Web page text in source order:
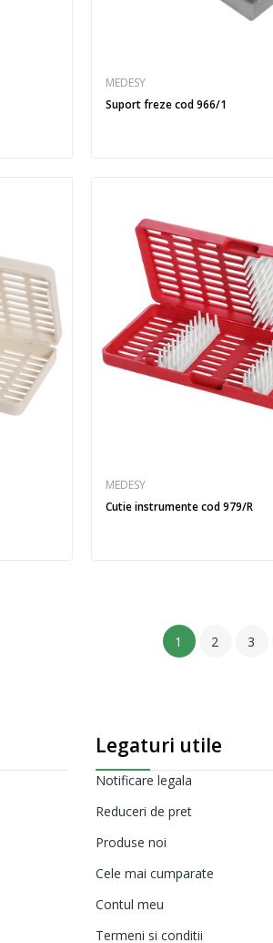
MEDESY
Suport freze cod 966/1
MEDESY
Cutie instrumente cod 979/R
1 2 3
Legaturi utile
Notificare legala
Reduceri de pret
Produse noi
Cele mai cumparate
Contul meu
Termeni si conditii